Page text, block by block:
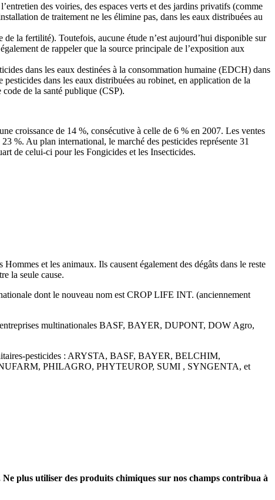
des voiries, des espaces verts et des jardins privatifs (comme
de traitement ne les élimine pas, dans les eaux distribuées au
de la fertilité). Toutefois, aucune étude n’est aujourd’hui disponible sur
de rappeler que la source principale de l’exposition aux
dans les eaux destinées à la consommation humaine (EDCH) dans
dans les eaux distribuées au robinet, en application de la
de la santé publique (CSP).
croissance de 14 %, consécutive à celle de 6 % en 2007. Les ventes
%. Au plan international, le marché des pesticides représente 31
de celui-ci pour les Fongicides et les Insecticides.
et les animaux. Ils causent également des dégâts dans le reste
la seule cause.
dont le nouveau nom est CROP LIFE INT. (anciennement
entreprises multinationales BASF, BAYER, DUPONT, DOW Agro,
pesticides : ARYSTA, BASF, BAYER, BELCHIM,
PHILAGRO, PHYTEUROP, SUMI , SYNGENTA, et
plus utiliser des produits chimiques sur nos champs contribua à